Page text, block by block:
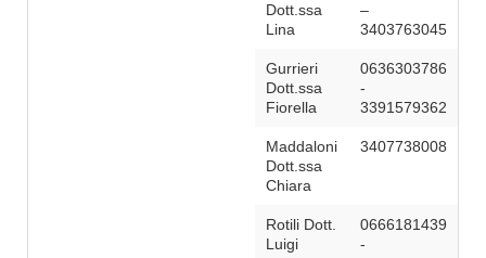
Dott.ssa
Lina
–
3403763045
Gurrieri
Dott.ssa
Fiorella
0636303786
-
3391579362
Maddaloni
Dott.ssa
Chiara
3407738008
Rotili Dott.
Luigi
0666181439
-